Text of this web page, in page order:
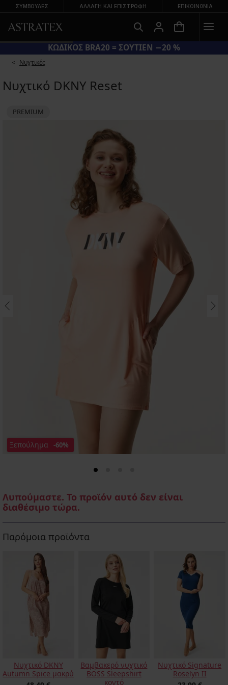
ΣΥΜΒΟΥΛΕΣ ΑΛΛΑΓΉ ΚΑΙ ΕΠΙΣΤΡΟΦΉ ΕΠΙΚΟΙΝΩΝΊΑ
ΚΩΔΙΚΟΣ BRA20 = ΣΟΥΤΙΕΝ −20 %
Νυχτικές
Νυχτικό DKNY Reset
PREMIUM
Ξεπούλημα -60%
Λυπούμαστε. Το προϊόν αυτό δεν είναι
διαθέσιμο τώρα.
Παρόμοια προϊόντα
Νυχτικό DKNY
Autumn Spice μακρύ
Βαμβακερό νυχτικό
BOSS Sleepshirt
κοντό
Νυχτικό Signature
Roselyn II